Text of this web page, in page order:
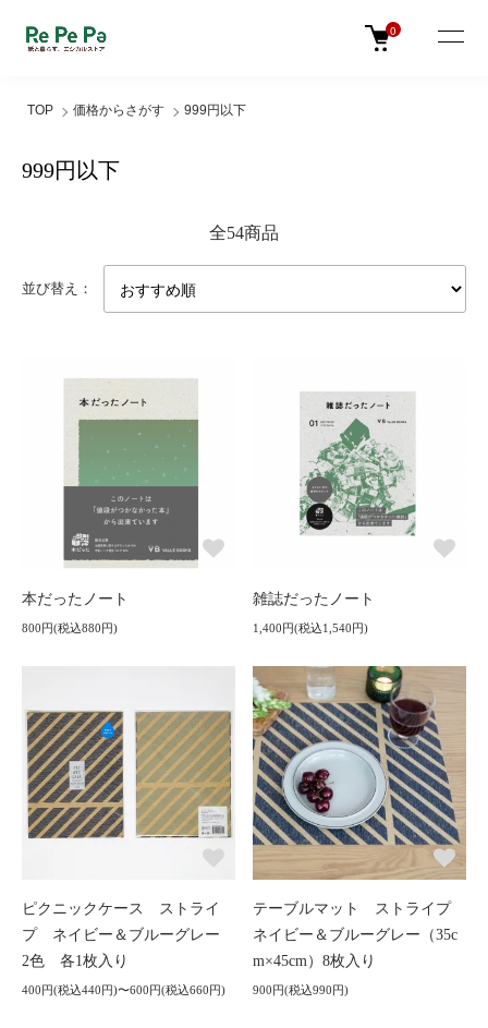
0
TOP 価格からさがす 999円以下
999円以下
全54商品
並び替え：
本だったノート
800円(税込880円)
雑誌だったノート
1,400円(税込1,540円)
ピクニックケース ストライ
プ ネイビー＆ブルーグレー
2色 各1枚入り
400円(税込440円)〜600円(税込660円)
テーブルマット ストライプ
ネイビー＆ブルーグレー（35c
m×45cm）8枚入り
900円(税込990円)